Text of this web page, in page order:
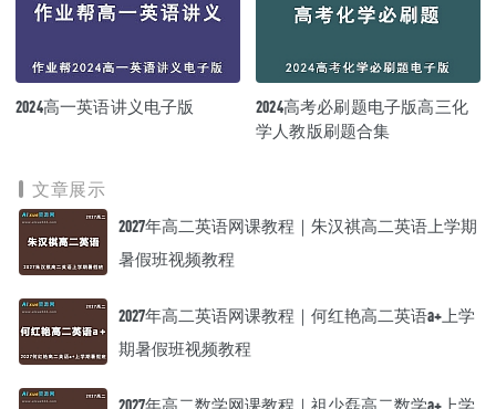
2024高一英语讲义电子版
2024高考必刷题电子版高三化
学人教版刷题合集
文章展示
2027年高二英语网课教程｜朱汉祺高二英语上学期
暑假班视频教程
2027年高二英语网课教程｜何红艳高二英语a+上学
期暑假班视频教程
2027年高二数学网课教程｜祖少磊高二数学a+上学